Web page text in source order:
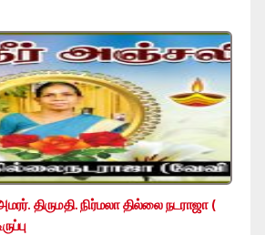
திருமதி. நிர்மலா தில்லை நடராஜா (